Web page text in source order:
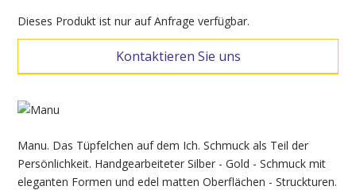
Dieses Produkt ist nur auf Anfrage verfügbar.
Kontaktieren Sie uns
Manu. Das Tüpfelchen auf dem Ich. Schmuck als Teil der
Persönlichkeit. Handgearbeiteter Silber - Gold - Schmuck mit
eleganten Formen und edel matten Oberflächen - Struckturen.